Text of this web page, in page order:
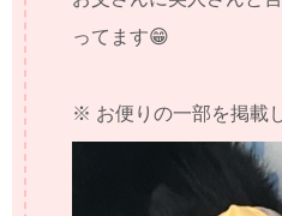
ってます😁
※ お便りの一部を掲載